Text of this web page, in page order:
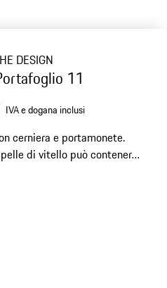
DESIGN
11
IVA e dogana inclusi
cerniera e portamonete.
di vitello può contenere